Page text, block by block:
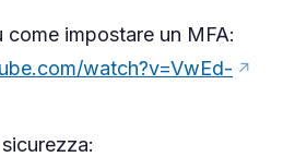
come impostare un MFA:
watch?v=VwEd-